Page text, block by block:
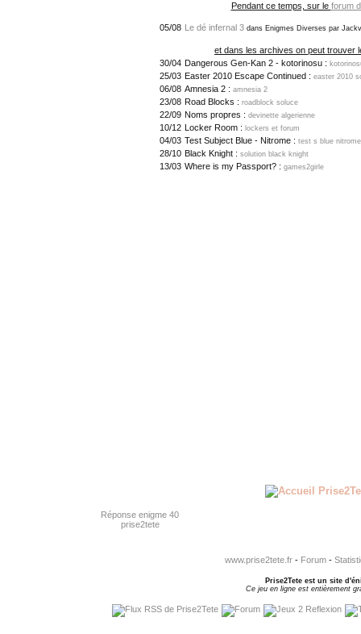
Pendant ce temps, sur le forum
05/08 Le dé infernal 3 dans Enigmes Diverses par
et dans les archives on peut trouver
30/04 Dangerous Gen-Kan 2 - kotorinosu :
25/03 Easter 2010 Escape Continued : easter 2010
06/08 Amnesia 2 : amnesia 2
23/08 Road Blocks : roadblock soluce
22/09 Noms propres : devinette algerienne
10/12 Locker Room : lockers et forum
04/03 Test Subject Blue - Nitrome : test s blue nitrome
28/10 Black Knight : solution black knight
13/03 Where is my Passport? : games2girle
Réponse enigme 40
prise2tete
www.prise2tete.fr- Forum-
Prise2Tete est un site
Ce jeu en ligne est entièrement